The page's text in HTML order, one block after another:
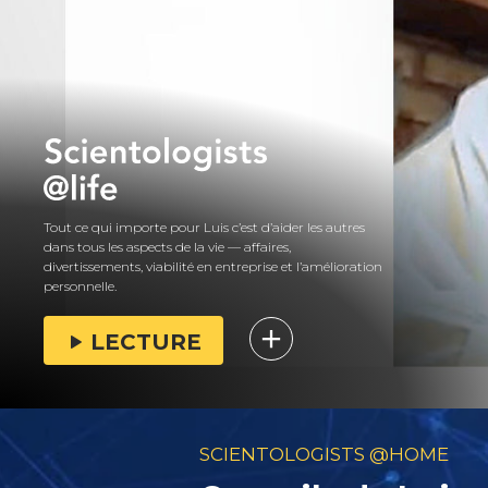
Tout ce qui importe pour Luis c’est d’aider les autres
dans tous les aspects de la vie — affaires,
divertissements, viabilité en entreprise et l’amélioration
personnelle.
LECTURE
SCIENTOLOGISTS @HOME